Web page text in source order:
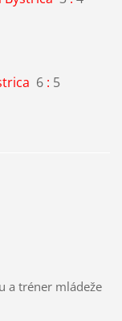
6: 5
a tréner mládeže